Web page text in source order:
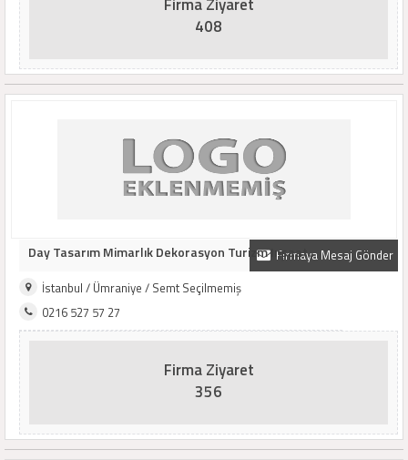
408
Firmaya Mesaj Gönder
Day Tasarım Mimarlık Dekorasyon Turizm Inşaat..
İstanbul / Ümraniye / Semt Seçilmemiş
0216 527 57 27
Firma Ziyaret
356